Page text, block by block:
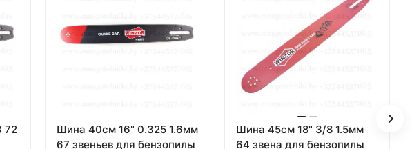
72
Шина 40см 16" 0.325 1.6мм
67 звеньев для бензопилы
Шина 45см 18" 3/8 1.5мм
64 звена для бензопилы